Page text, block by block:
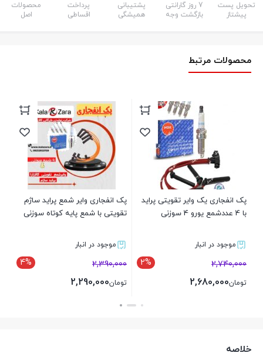
تحویل پست
پیشتاز
7 روز گارانتی
بازگشت وجه
پشتیبانی
همیشگی
پرداخت
اقساطی
محصولات
اصل
محصولات مرتبط
پک انفجاری وایر شمع پراید ساژم
تقویتی با شمع پایه کوتاه سوزنی
موجود در انبار
4% 2,390,000
تومان2,290,000
پک طلایی وایر شمع پراید ساژم
تقویتی با شمع پایه کوتاه دنسو دو
ناموجود
2% 4,170,000
تومان4,080,000
خلاصه